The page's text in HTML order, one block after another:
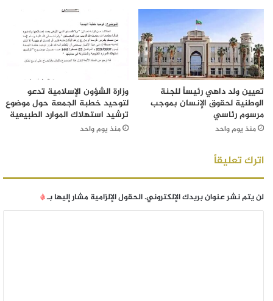
تعيين ولد داهي رئيساً للجنة
الوطنية لحقوق الإنسان بموجب
مرسوم رئاسي
منذ يوم واحد
وزارة الشؤون الإسلامية تدعو
لتوحيد خطبة الجمعة حول موضوع
ترشيد استهلاك الموارد الطبيعية
منذ يوم واحد
اترك تعليقاً
لن يتم نشر عنوان بريدك الإلكتروني.الحقول الإلزامية مشار إليها بـ*